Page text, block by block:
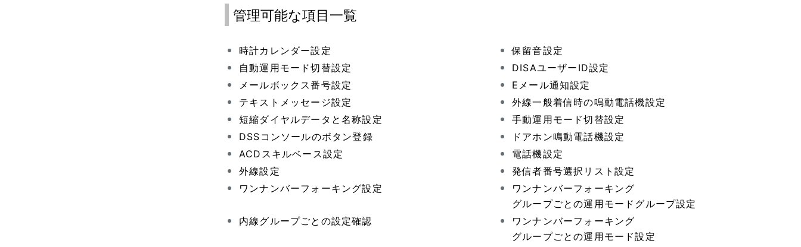
管理可能な項目一覧
時計カレンダー設定
保留音設定
自動運用モード切替設定
DISAユーザーID設定
メールボックス番号設定
Eメール通知設定
テキストメッセージ設定
外線一般着信時の鳴動電話機設定
短縮ダイヤルデータと名称設定
手動運用モード切替設定
DSSコンソールのボタン登録
ドアホン鳴動電話機設定
ACDスキルベース設定
電話機設定
外線設定
発信者番号選択リスト設定
ワンナンバーフォーキング設定
ワンナンバーフォーキング
グループごとの運用モードグループ設定
内線グループごとの設定確認
ワンナンバーフォーキング
グループごとの運用モード設定